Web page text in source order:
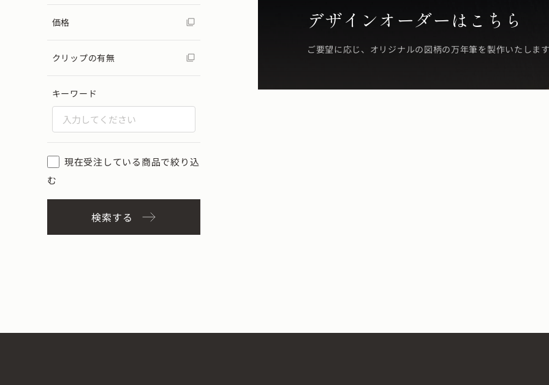
価格
クリップの有無
キーワード
現在受注している商品で絞り込
む
検索する
デザインオーダーはこちら
ご要望に応じ、オリジナルの図柄の万年筆を製作いたしま